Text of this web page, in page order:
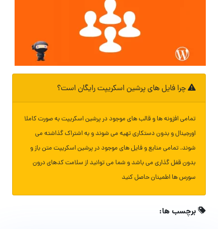
چرا فایل های پرشین اسکریپت رایگان است؟
تمامی افزونه ها و قالب های موجود در پرشین اسکریپت به صورت کاملا
اورجینال و بدون دستکاری تهیه می شوند و به اشتراک گذاشته می
شوند. تمامی منابع و فایل های موجود در پرشین اسکریپت متن باز و
بدون قفل گذاری می باشد و شما می توانید از سلامت کدهای درون
سورس ها اطمینان حاصل کنید
برچسب ها: